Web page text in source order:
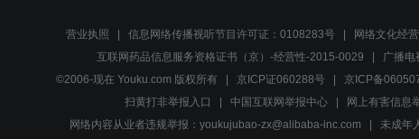
营业执照 信息网络传播视听节目许可证：0108283号 网络文化经
互联网药品信息服务资格证书（京）-经营性-2015-0029
广播电
©2006-现在 Youku.com 版权所有
京ICP证060288号 京ICP备
扫黄打非举报入口
中国互联网举报中心 网上有害信息
网络内容从业者违规举报：youkujubao-zx@alibaba-inc.com
未成年